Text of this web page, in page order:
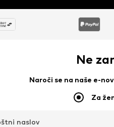
Ne
Naroči se na naše e-
Za
naslov